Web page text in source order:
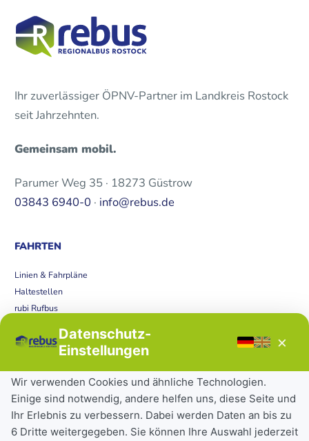
Ihr zuverlässiger ÖPNV-Partner im Landkreis Rostock
seit Jahrzehnten.
Gemeinsam mobil.
Parumer Weg 35 · 18273 Güstrow
03843 6940-0 · info@rebus.de
FAHRTEN
Linien & Fahrpläne
Haltestellen
rubi Rufbus
Störungen
Tickets & Tarife
Deutschlandticket
Schülerkarte
Einzeltickets
Datenschutz-
Einstellungen
×
Wir verwenden Cookies und ähnliche Technologien.
Einige sind notwendig, andere helfen uns, diese Seite und
Ihr Erlebnis zu verbessern. Dabei werden Daten an bis zu
6 Dritte weitergegeben. Sie können Ihre Auswahl jederzeit